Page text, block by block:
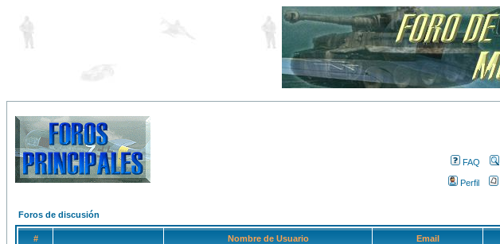
FAQ
Perfil
Foros de discusión
# Nombre de Usuario Email